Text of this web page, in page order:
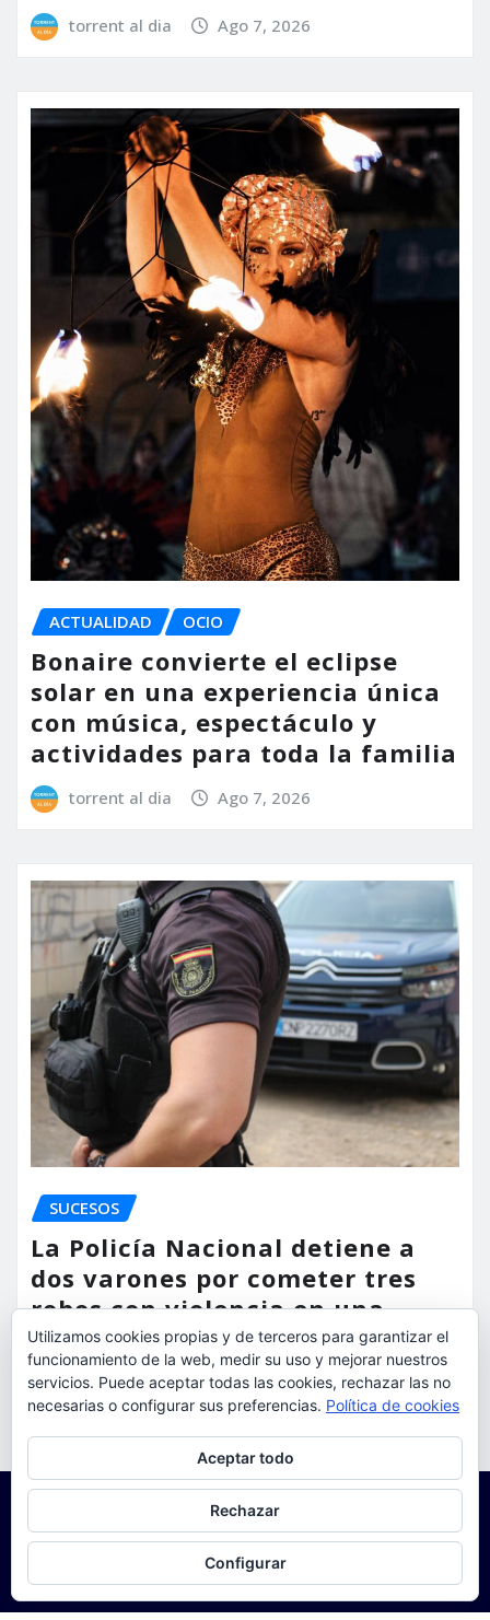
torrent al dia Ago 7, 2026
ACTUALIDAD OCIO
Bonaire convierte el eclipse
solar en una experiencia única
con música, espectáculo y
actividades para toda la familia
torrent al dia Ago 7, 2026
SUCESOS
La Policía Nacional detiene a
dos varones por cometer tres
robos con violencia en una
misma mañana
torrent al dia Ago 7, 2026
Utilizamos cookies propias y de terceros para garantizar el
funcionamiento de la web, medir su uso y mejorar nuestros
servicios. Puede aceptar todas las cookies, rechazar las no
necesarias o configurar sus preferencias. Política de cookies
Aceptar todo
Rechazar
Configurar
Para obtener más información, incluido cómo gestionar las cookies,